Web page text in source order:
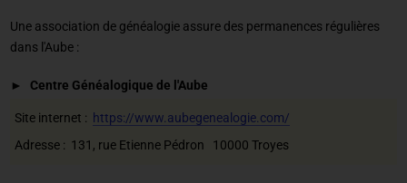
Une association de généalogie assure des permanences régulières
dans l'Aube :
Centre Généalogique de l'Aube
Site internet : https://www.aubegenealogie.com/
Adresse : 131, rue Etienne Pédron 10000 Troyes